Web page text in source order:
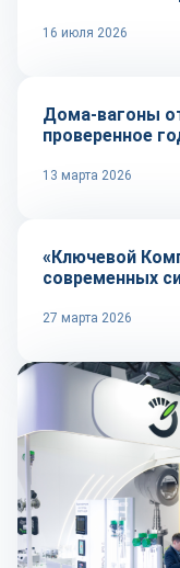
16 июля 2026
Репортаж
Дома-вагоны
проверенное
13 марта 2026
Репортаж
«Ключевой
современных
27 марта 2026